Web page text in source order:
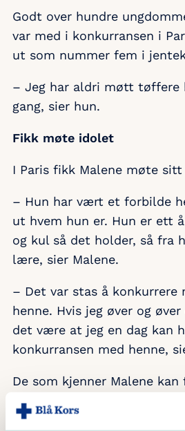
Godt over hundre
var med i konkurransen i
ut som nummer fem i
– Jeg har aldri møtt tøffere
gang, sier hun.
Fikk møte idolet
I Paris fikk Malene møte
– Hun har vært et forbilde
ut hvem hun er. Hun er ett
og kul så det holder, så fra
lære, sier Malene.
– Det var stas å konkurrere
henne. Hvis jeg øver og
det være at jeg en dag kan
konkurransen med henne,
De som kjenner Malene
noe som kjennetegner
at hun trener mye.